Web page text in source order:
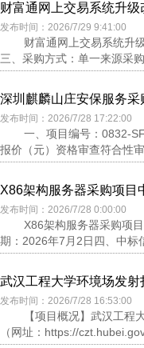
财富通网上交易系统升
发布时间：2026/7/29 9:41:00
财富通网上交易系统升
三、采购方式：单一来源采
深圳麒麟山庄安保服务
发布时间：2026/7/28 17:22:00
一、项目编号：0832-
报价（元）资格审查符合性
X86架构服务器采购项目
发布时间：2026/7/28 0:00:00
X86架构服务器采购项
期：2026年7月2日四、中标
武汉工程大学环境场发
发布时间：2026/7/28 16:53:00
【项目概况】武汉工
（网址：https://